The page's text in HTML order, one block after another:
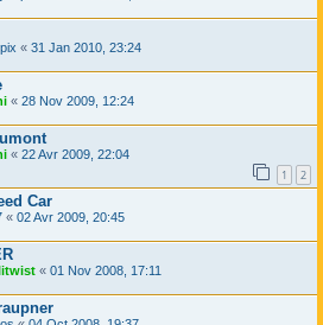
« 31 Jan 2010, 23:24
« 28 Nov 2009, 12:24
« 22 Avr 2009, 22:04
1 2
Car
« 02 Avr 2009, 20:45
« 01 Nov 2008, 17:11